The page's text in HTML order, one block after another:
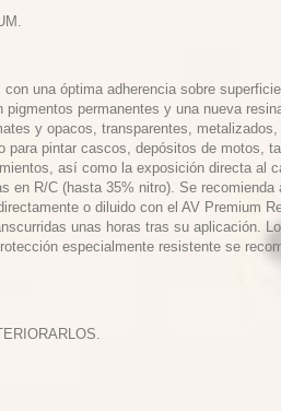
una óptima adherencia sobre
permanentes y una nueva
y opacos, transparentes,
pintar cascos, depósitos de motos,
así como la exposición directa al
en R/C (hasta 35% nitro). Se
o diluido con el AV Premium
unas horas tras su aplicación.
especialmente resistente se